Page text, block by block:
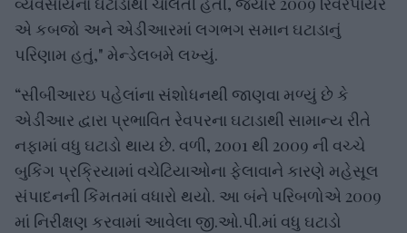
એ કબજો અને એડીઆરમાં લગભગ સમાન ઘટાડાનું
પરિણામ હતું," મેન્ડેલબમે લખ્યું.
“સીબીઆરઇ પહેલાંના સંશોધનથી જાણવા મળ્યું છે કે
એડીઆર દ્વારા પ્રભાવિત રેવપરના ઘટાડાથી સામાન્ય રીતે
નફામાં વધુ ઘટાડો થાય છે. વળી, 2001 થી 2009 ની વચ્ચે
બુકિંગ પ્રક્રિયામાં વચેટિયાઓના ફેલાવાને કારણે મહેસૂલ
સંપાદનની કિંમતમાં વધારો થયો. આ બંને પરિબળોએ 2009
માં નિરીક્ષણ કરવામાં આવેલા જી.ઓ.પી.માં વધુ ઘટાડો